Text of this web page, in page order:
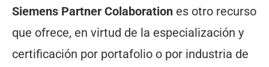
Siemens Partner Colaboration es otro recurso
que ofrece, en virtud de la especialización y
certificación por portafolio o por industria de